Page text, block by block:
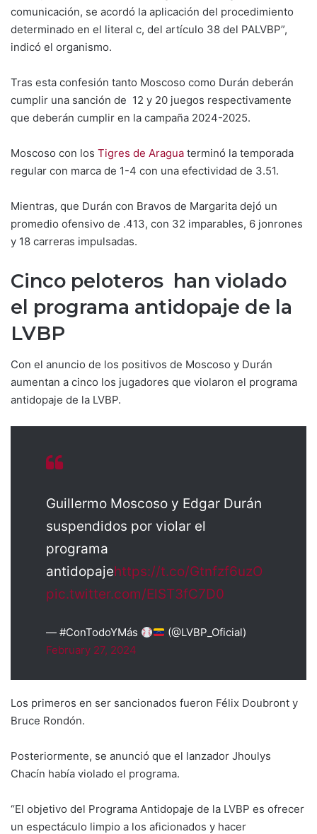
comunicación, se acordó la aplicación del procedimiento
determinado en el literal c, del artículo 38 del PALVBP”,
indicó el organismo.
Tras esta confesión tanto Moscoso como Durán deberán
cumplir una sanción de 12 y 20 juegos respectivamente
que deberán cumplir en la campaña 2024-2025.
Moscoso con los Tigres de Aragua terminó la temporada
regular con marca de 1-4 con una efectividad de 3.51.
Mientras, que Durán con Bravos de Margarita dejó un
promedio ofensivo de .413, con 32 imparables, 6 jonrones
y 18 carreras impulsadas.
Cinco peloteros han violado
el programa antidopaje de la
LVBP
Con el anuncio de los positivos de Moscoso y Durán
aumentan a cinco los jugadores que violaron el programa
antidopaje de la LVBP.
Guillermo Moscoso y Edgar Durán
suspendidos por violar el
programa
antidopajehttps://t.co/Gtnfzf6uzO
pic.twitter.com/ElST3fC7D0
— #ConTodoYMás
(@LVBP_Oficial)
February 27, 2024
Los primeros en ser sancionados fueron Félix Doubront y
Bruce Rondón.
Posteriormente, se anunció que el lanzador Jhoulys
Chacín había violado el programa.
“El objetivo del Programa Antidopaje de la LVBP es ofrecer
un espectáculo limpio a los aficionados y hacer